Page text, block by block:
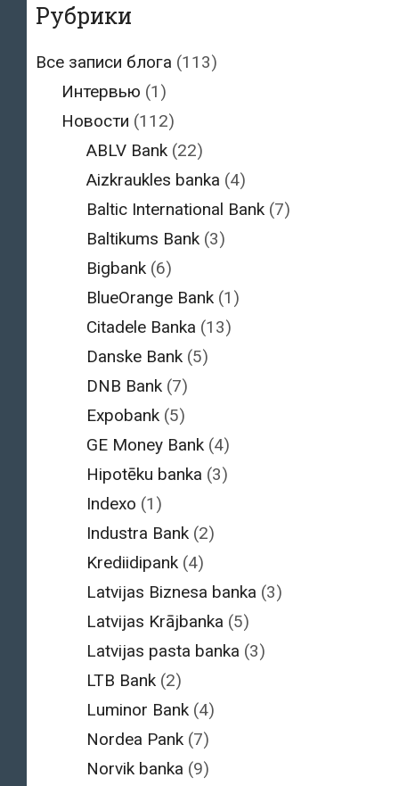
Рубрики
Все записи блога (113)
Интервью (1)
Новости (112)
ABLV Bank (22)
Aizkraukles banka (4)
Baltic International Bank (7)
Baltikums Bank (3)
Bigbank (6)
BlueOrange Bank (1)
Citadele Banka (13)
Danske Bank (5)
DNB Bank (7)
Expobank (5)
GE Money Bank (4)
Hipotēku banka (3)
Indexo (1)
Industra Bank (2)
Krediidipank (4)
Latvijas Biznesa banka (3)
Latvijas Krājbanka (5)
Latvijas pasta banka (3)
LTB Bank (2)
Luminor Bank (4)
Nordea Pank (7)
Norvik banka (9)